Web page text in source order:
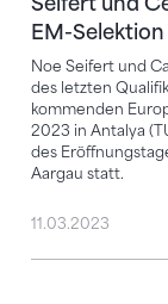
EM-Selektion
Noe Seifert und
des letzten
kommenden
2023 in Antalya
des
Aargau statt.
11.03.2023